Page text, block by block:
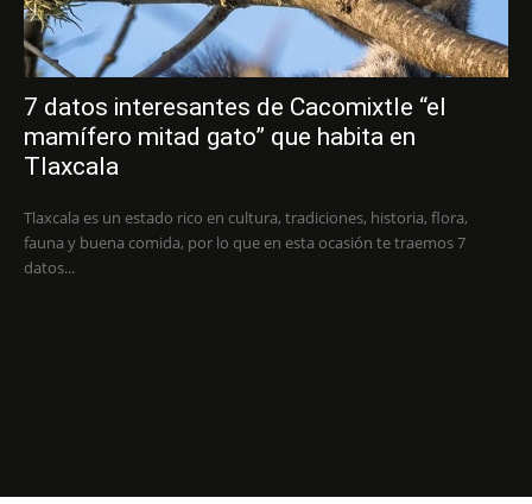
7 datos interesantes de Cacomixtle “el
mamífero mitad gato” que habita en
Tlaxcala
Tlaxcala es un estado rico en cultura, tradiciones, historia, flora,
fauna y buena comida, por lo que en esta ocasión te traemos 7
datos...